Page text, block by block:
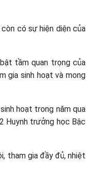
có sự hiện diện của
tầm quan trọng của
gia sinh hoạt và mong
hoạt trong năm qua
Huynh trưởng học Bậc
tham gia đầy đủ, nhiệt